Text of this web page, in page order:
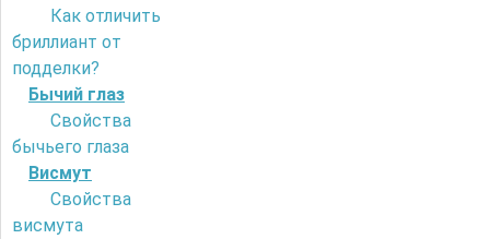
Как отличить
бриллиант от
подделки?
Бычий глаз
Свойства
бычьего глаза
Висмут
Свойства
висмута